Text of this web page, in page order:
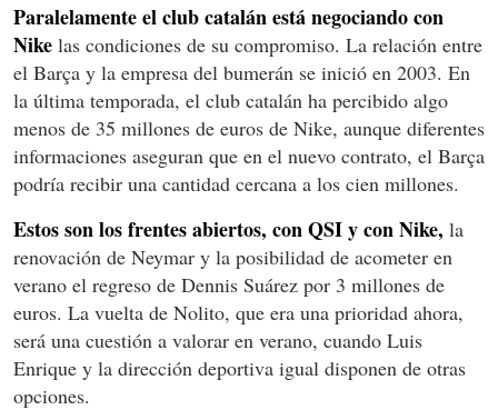
Paralelamente el club catalán está negociando con
Nike las condiciones de su compromiso. La relación entre
el Barça y la empresa del bumerán se inició en 2003. En
la última temporada, el club catalán ha percibido algo
menos de 35 millones de euros de Nike, aunque diferentes
informaciones aseguran que en el nuevo contrato, el Barça
podría recibir una cantidad cercana a los cien millones.
Estos son los frentes abiertos, con QSI y con Nike, la
renovación de Neymar y la posibilidad de acometer en
verano el regreso de Dennis Suárez por 3 millones de
euros. La vuelta de Nolito, que era una prioridad ahora,
será una cuestión a valorar en verano, cuando Luis
Enrique y la dirección deportiva igual disponen de otras
opciones.